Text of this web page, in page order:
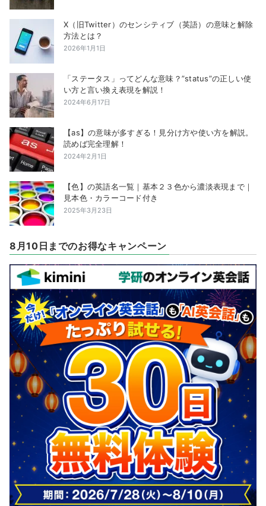
X（旧Twitter）のセンシティブ（英語）の意味と解除
方法とは？
2026年1月1日
「ステータス」ってどんな意味？”status”の正しい使
い方と言い換え表現を解説！
2024年6月17日
【as】の意味が多すぎる！見分け方や使い方を解説。
読めば完全理解！
2024年2月1日
【色】の英語名一覧｜基本２３色から濃淡表現まで｜
見本色・カラーコード付き
2025年3月23日
8月10日までのお得なキャンペーン